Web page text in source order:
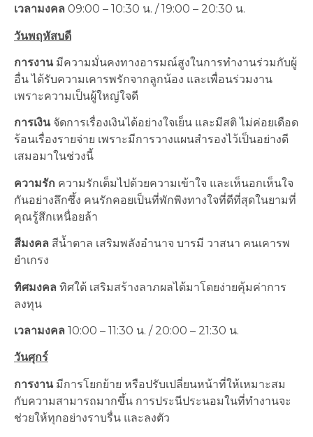
เวลามงคล 09:00 – 10:30 น. / 19:00 – 20:30 น.
วันพฤหัสบดี
การงานมีความมั่นคงทางอารมณ์สูงในการทำงานร่วมกับผู้
อื่น ได้รับความเคารพรักจากลูกน้อง และเพื่อนร่วมงาน
เพราะความเป็นผู้ใหญ่ใจดี
การเงินจัดการเรื่องเงินได้อย่างใจเย็น และมีสติ ไม่ค่อยเดือด
ร้อนเรื่องรายจ่าย เพราะมีการวางแผนสำรองไว้เป็นอย่างดี
เสมอมาในช่วงนี้
ความรัก ความรักเต็มไปด้วยความเข้าใจ และเห็นอกเห็นใจ
กันอย่างลึกซึ้ง คนรักคอยเป็นที่พักพิงทางใจที่ดีที่สุดในยามที่
คุณรู้สึกเหนื่อยล้า
สีมงคล สีน้ำตาล เสริมพลังอำนาจ บารมี วาสนา คนเคารพ
ยำเกรง
ทิศมงคล ทิศใต้ เสริมสร้างลาภผลได้มาโดยง่ายคุ้มค่าการ
ลงทุน
เวลามงคล 10:00 – 11:30 น. / 20:00 – 21:30 น.
วันศุกร์
การงานมีการโยกย้าย หรือปรับเปลี่ยนหน้าที่ให้เหมาะสม
กับความสามารถมากขึ้น การประนีประนอมในที่ทำงานจะ
ช่วยให้ทุกอย่างราบรื่น และลงตัว